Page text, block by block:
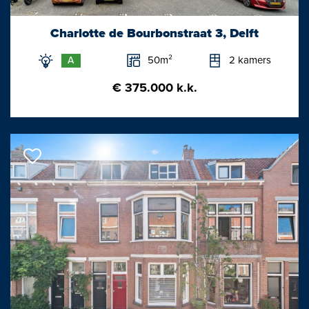
Kortom, een ideaal en heerlijk licht woonhuis met ontzettend veel
Van deze woning is een unieke woningwebsite beschikbaar.
waar je alle gegevens en meer informatie van deze woning kunt
Afmetingen:
Voorkamer: ca. 4.88x3.12m
Achterkamer: ca. 4.95x3.12/2.26m
Keuken: ca. 3.00x2.20m
Patio/plaats: ca. 4.14x1.93m
Woon/slaapkamer: ca. 4.20x4.07m
Eetkeuken: ca. 4.13x2.76m
Slaapkamer: ca. 2.33x2.05m
Charlotte de Bourbonstraat 3, Delft
A 50m² 2 kamers
€ 375.000 k.k.